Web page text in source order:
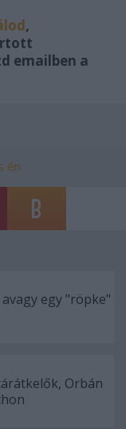
,
emailben a
én
egy "röpke"
Orbán